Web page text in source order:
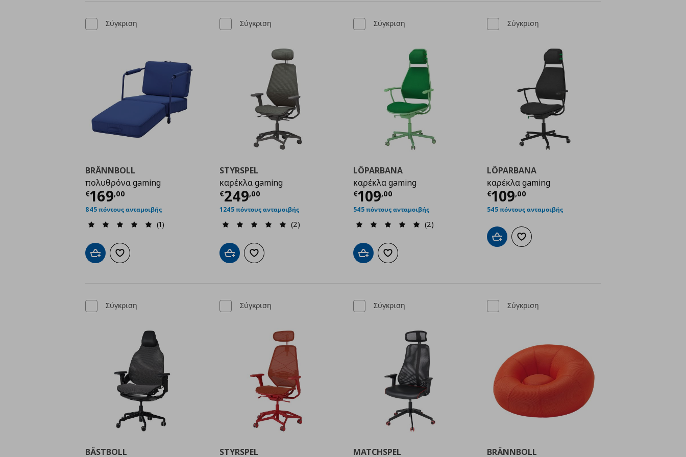
Σύγκριση
BRÄNNBOLL
πολυθρόνα gaming
€169,00
Τρέχουσα τιμή € 169,00
845 πόντους ανταμοιβής
(1)
Προσθήκη στο καλάθι
Προσθήκη στα αγαπημένα
Σύγκριση
STYRSPEL
καρέκλα gaming
€249,00
Τρέχουσα τιμή € 249,00
1245 πόντους ανταμοιβής
(2)
Προσθήκη στο καλάθι
Προσθήκη στα αγαπημένα
Σύγκριση
LÖPARBANA
καρέκλα gaming
€109,00
Τρέχουσα τιμή € 109,00
545 πόντους ανταμοιβής
(2)
Προσθήκη στο καλάθι
Προσθήκη στα αγαπημένα
Σύγκριση
LÖPARBANA
καρέκλα gaming
€109,00
Τρέχουσα τιμή
545 πόντους ανταμοιβής
Προσθήκη στο καλάθι
Προσθήκη στα αγαπημένα
Σύγκριση
BÄSTBOLL
Σύγκριση
STYRSPEL
Σύγκριση
MATCHSPEL
Σύγκριση
BRÄNNBOLL